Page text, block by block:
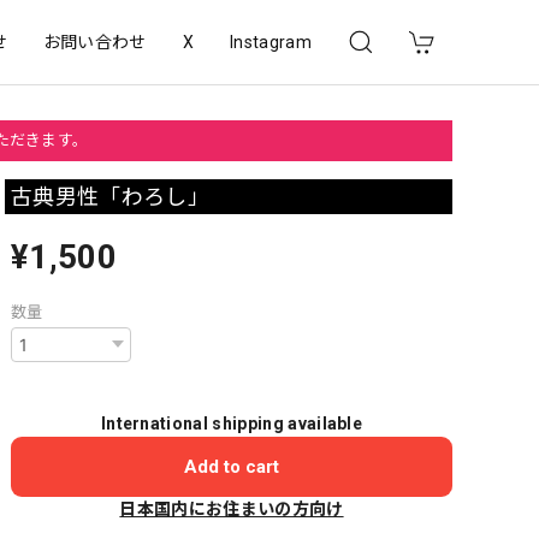
お問い合わせ X Instagram
きます。
古典男性「わろし」
¥1,500
数量
International shipping available
Add to cart
日本国内にお住まいの方向け